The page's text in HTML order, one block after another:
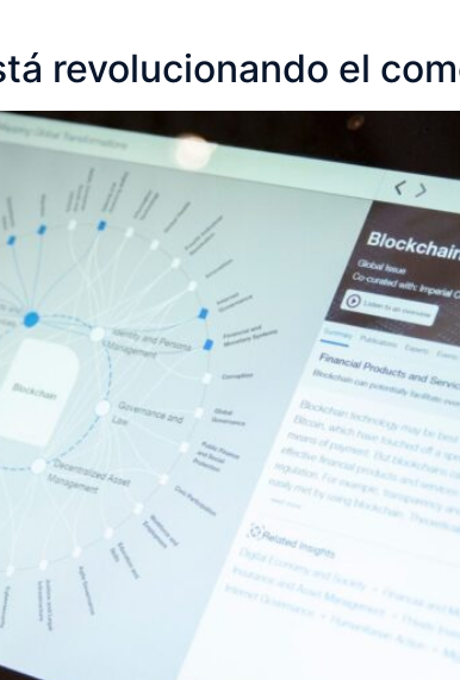
revolucionando el